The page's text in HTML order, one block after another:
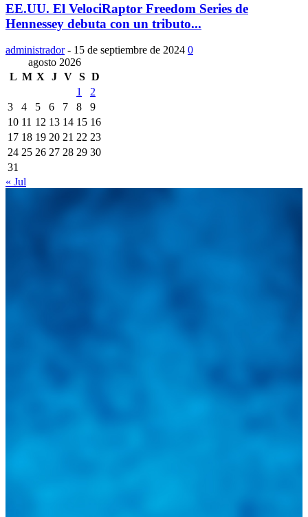
EE.UU. El VelociRaptor Freedom Series de
Hennessey debuta con un tributo...
administrador - 15 de septiembre de 2024 0
agosto 2026
L M X J V S D
1
2
3
4 5 6 7 8
9
10 11 12 13 14 15 16
17 18 19 20 21 22 23
24 25 26 27 28 29 30
31
« Jul